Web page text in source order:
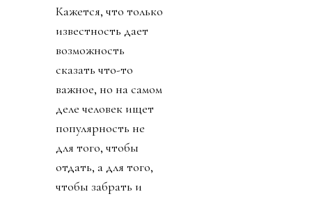
Кажется, что только
известность дает
возможность
сказать что-то
важное, но на самом
деле человек ищет
популярность не
для того, чтобы
отдать, а для того,
чтобы забрать и